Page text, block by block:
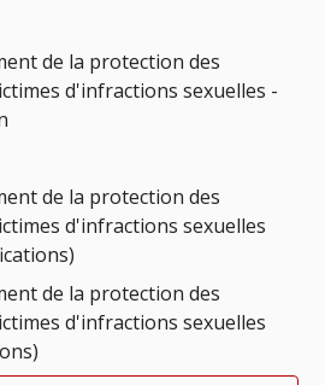
de la protection des
d'infractions sexuelles -
de la protection des
d'infractions sexuelles
de la protection des
d'infractions sexuelles